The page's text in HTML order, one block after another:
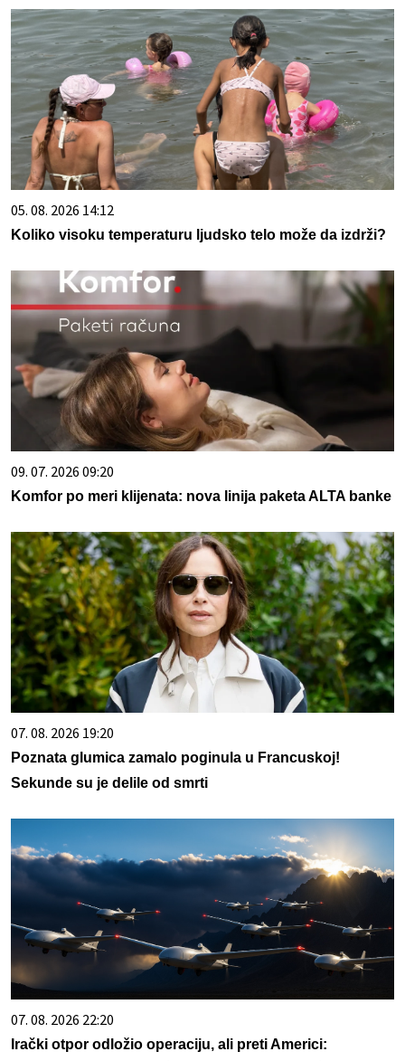
05. 08. 2026 14:12
Koliko visoku temperaturu ljudsko telo može da izdrži?
09. 07. 2026 09:20
Komfor po meri klijenata: nova linija paketa ALTA banke
07. 08. 2026 19:20
Poznata glumica zamalo poginula u Francuskoj!
Sekunde su je delile od smrti
07. 08. 2026 22:20
Irački otpor odložio operaciju, ali preti Americi: